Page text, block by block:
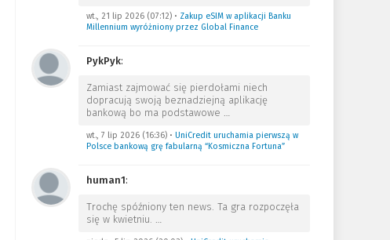
wt., 21 lip 2026 (07:12)• Zakup eSIM w aplikacji Banku
Millennium wyróżniony przez Global Finance
PykPyk:
Zamiast zajmować się pierdołami niech
dopracują swoją beznadziejną aplikację
bankową bo ma podstawowe …
wt., 7 lip 2026 (16:36)• UniCredit uruchamia pierwszą w
Polsce bankową grę fabularną “Kosmiczna Fortuna”
human1:
Trochę spóźniony ten news. Ta gra rozpoczęła
się w kwietniu. …